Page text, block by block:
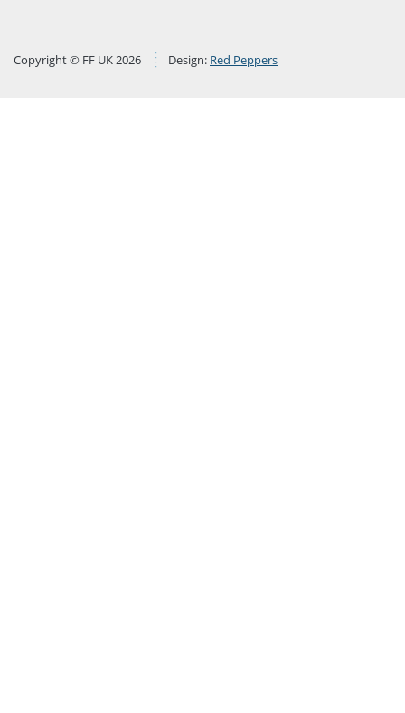
Copyright © FF UK 2026 Design: Red Peppers